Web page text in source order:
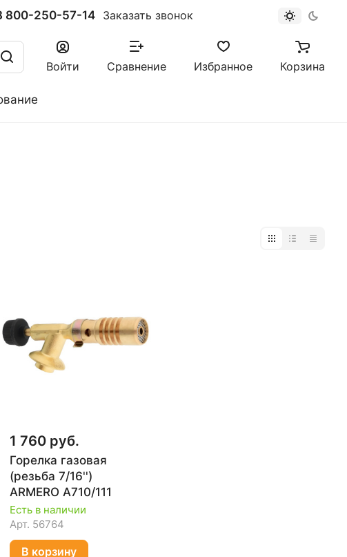
800-250-57-14 Заказать звонок
Войти Сравнение Избранное Корзина
1 760 руб.
Горелка газовая
(резьба 7/16'')
ARMERO A710/111
Есть в наличии
Арт. 56764
В корзину